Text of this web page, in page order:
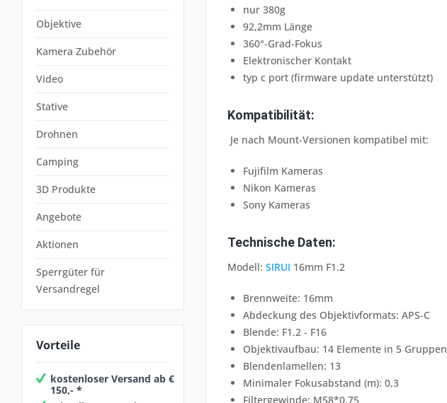
Objektive
Kamera Zubehör
Video
Stative
Drohnen
Camping
3D Produkte
Angebote
Aktionen
Sperrgüter für
Versandregel
Vorteile
kostenloser Versand ab €
150,- *
nur 380g
92,2mm Länge
360°-Grad-Fokus
Elektronischer Kontakt
typ c port (firmware update unterstützt)
Kompatibilität:
Je nach Mount-Versionen kompatibel mit:
Fujifilm Kameras
Nikon Kameras
Sony Kameras
Technische Daten:
Modell: SIRUI 16mm F1.2
Brennweite: 16mm
Abdeckung des Objektivformats: APS-C
Blende: F1.2 - F16
Objektivaufbau: 14 Elemente in 5 Gruppen
Blendenlamellen: 13
Minimaler Fokusabstand (m): 0,3
Filtergewinde: M58*0.75